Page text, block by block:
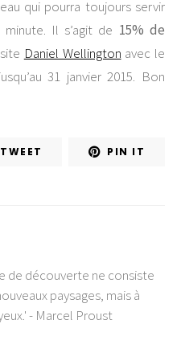
qui pourra toujours servir
Il s’agit de 15% de
Daniel Wellington avec le
31 janvier 2015. Bon
TWEET PIN IT
de découverte ne consiste
paysages, mais à
- Marcel Proust